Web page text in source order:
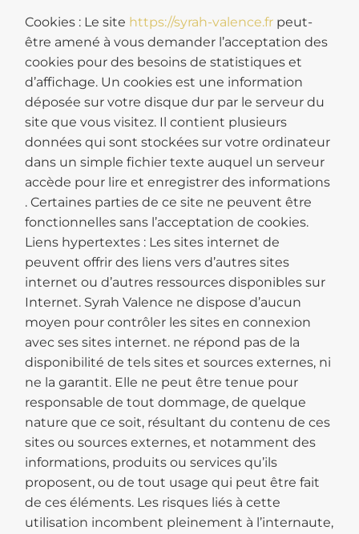
Cookies : Le site https://syrah-valence.fr peut-
être amené à vous demander l’acceptation des
cookies pour des besoins de statistiques et
d’affichage. Un cookies est une information
déposée sur votre disque dur par le serveur du
site que vous visitez. Il contient plusieurs
données qui sont stockées sur votre ordinateur
dans un simple fichier texte auquel un serveur
accède pour lire et enregistrer des informations
. Certaines parties de ce site ne peuvent être
fonctionnelles sans l’acceptation de cookies.
Liens hypertextes : Les sites internet de
peuvent offrir des liens vers d’autres sites
internet ou d’autres ressources disponibles sur
Internet. Syrah Valence ne dispose d’aucun
moyen pour contrôler les sites en connexion
avec ses sites internet. ne répond pas de la
disponibilité de tels sites et sources externes, ni
ne la garantit. Elle ne peut être tenue pour
responsable de tout dommage, de quelque
nature que ce soit, résultant du contenu de ces
sites ou sources externes, et notamment des
informations, produits ou services qu’ils
proposent, ou de tout usage qui peut être fait
de ces éléments. Les risques liés à cette
utilisation incombent pleinement à l’internaute,